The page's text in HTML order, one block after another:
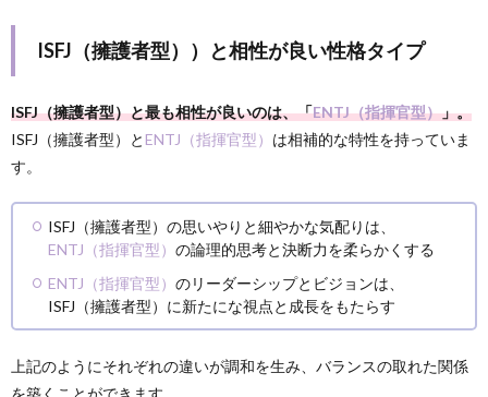
ISFJ（擁護者型））と相性が良い性格タイプ
ISFJ（擁護者型）と最も相性が良いのは、「ENTJ（指揮官型）」。
ISFJ（擁護者型）と ENTJ（指揮官型） は相補的な特性を持っていま
す。
ISFJ（擁護者型）の思いやりと細やかな気配りは、
ENTJ（指揮官型） の論理的思考と決断力を柔らかくする
ENTJ（指揮官型） のリーダーシップとビジョンは、
ISFJ（擁護者型）に新たにな視点と成長をもたらす
上記のようにそれぞれの違いが調和を生み、バランスの取れた関係
を築くことができます。